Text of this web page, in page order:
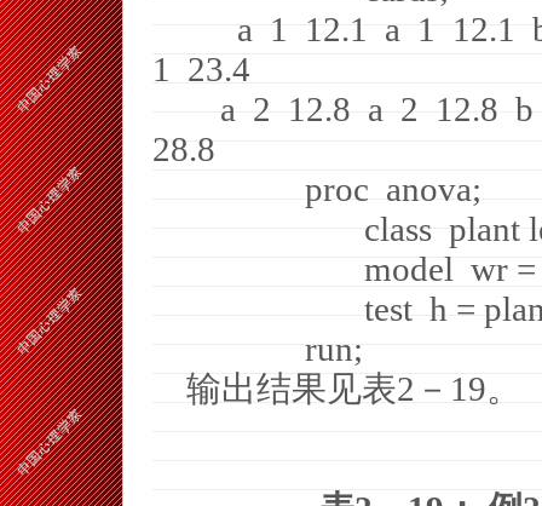
a 1 12.1 a 1 12.1
1
23.4
a 2 12.8 a 2 12.8 b
28.8
proc anova;
class plant
model wr
test h =
run;
输出结果见表2 － 19。